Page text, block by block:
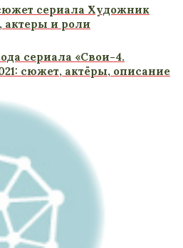
сериала Художник
актеры и роли
сериала «Свои-4.
сюжет, актёры, описание